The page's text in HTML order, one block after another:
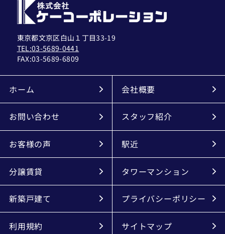
東京都文京区白山１丁目33-19
TEL:03-5689-0441
FAX:03-5689-6809
ホーム 会社概要
お問い合わせ スタッフ紹介
お客様の声 駅近
分譲賃貸 タワーマンション
新築戸建て プライバシーポリシー
利用規約 サイトマップ